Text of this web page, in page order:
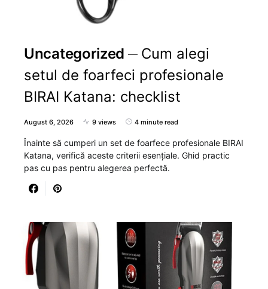
Uncategorized
Cum alegi
setul de foarfeci profesionale
BIRAI Katana: checklist
August 6, 2026 9 views 4 minute read
Înainte să cumperi un set de foarfece profesionale BIRAI
Katana, verifică aceste criterii esențiale. Ghid practic
pas cu pas pentru alegerea perfectă.